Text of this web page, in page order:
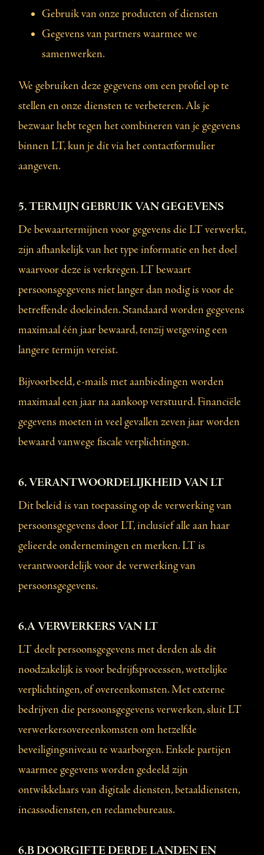
Gebruik van onze producten of diensten
Gegevens van partners waarmee we
samenwerken.
We gebruiken deze gegevens om een profiel op te
stellen en onze diensten te verbeteren. Als je
bezwaar hebt tegen het combineren van je gegevens
binnen LT, kun je dit via het contactformulier
aangeven.
5. TERMIJN GEBRUIK VAN GEGEVENS
De bewaartermijnen voor gegevens die LT verwerkt,
zijn afhankelijk van het type informatie en het doel
waarvoor deze is verkregen. LT bewaart
persoonsgegevens niet langer dan nodig is voor de
betreffende doeleinden. Standaard worden gegevens
maximaal één jaar bewaard, tenzij wetgeving een
langere termijn vereist.
Bijvoorbeeld, e-mails met aanbiedingen worden
maximaal een jaar na aankoop verstuurd. Financiële
gegevens moeten in veel gevallen zeven jaar worden
bewaard vanwege fiscale verplichtingen.
6. VERANTWOORDELIJKHEID VAN LT
Dit beleid is van toepassing op de verwerking van
persoonsgegevens door LT, inclusief alle aan haar
gelieerde ondernemingen en merken. LT is
verantwoordelijk voor de verwerking van
persoonsgegevens.
6.A VERWERKERS VAN LT
LT deelt persoonsgegevens met derden als dit
noodzakelijk is voor bedrijfsprocessen, wettelijke
verplichtingen, of overeenkomsten. Met externe
bedrijven die persoonsgegevens verwerken, sluit LT
verwerkersovereenkomsten om hetzelfde
beveiligingsniveau te waarborgen. Enkele partijen
waarmee gegevens worden gedeeld zijn
ontwikkelaars van digitale diensten, betaaldiensten,
incassodiensten, en reclamebureaus.
6.B DOORGIFTE DERDE LANDEN EN